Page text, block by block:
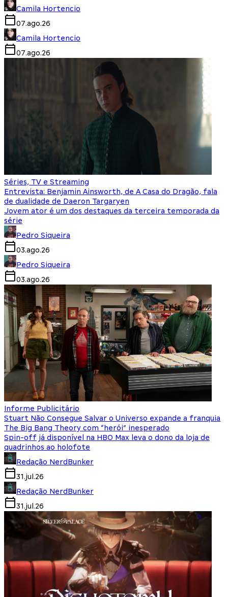
Camila Hortencio
07.ago.26
Camila Hortencio
07.ago.26
Séries, TV e Streaming
Entrevista: Benjamin Ainsworth, de A Casa do Dragão, fala
de dualidade de Daeron Targaryen
Jovem ator é um dos destaques da terceira temporada da
série
Pedro Siqueira
03.ago.26
Pedro Siqueira
03.ago.26
Informe Publicitário
Stuart Não Consegue Salvar o Universo expande a franquia
The Big Bang Theory com “herói” inesperado
Spin-off já disponível na HBO Max leva o dono da loja de
quadrinhos ao holofote
Redação NerdBunker
31.jul.26
Redação NerdBunker
31.jul.26